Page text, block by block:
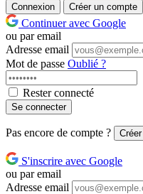
Connexion Créer un compte
Continuer avec Google
ou par email
Adresse email
Mot de passe Oublié ?
Rester connecté
Se connecter
Pas encore de compte ?
S'inscrire avec Google
ou par email
Adresse email